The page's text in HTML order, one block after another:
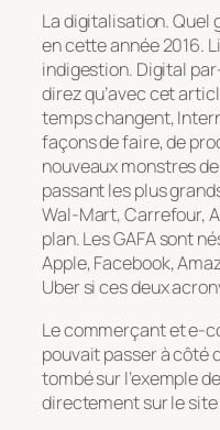
La digitalisation. Quel
en cette année 2016.
indigestion. Digital
direz qu’avec cet
temps changent,
façons de faire, de
nouveaux monstres
passant les plus
Wal-Mart, Carrefour,
plan. Les GAFA sont
Apple, Facebook,
Uber si ces deux
Le commerçant et e-
pouvait passer à côté
tombé sur l’exemple
directement sur le site